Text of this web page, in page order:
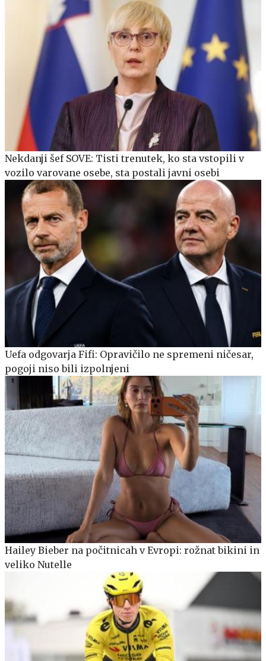
Nekdanji šef SOVE: Tisti trenutek, ko sta vstopili v
vozilo varovane osebe, sta postali javni osebi
Uefa odgovarja Fifi: Opravičilo ne spremeni ničesar,
pogoji niso bili izpolnjeni
Hailey Bieber na počitnicah v Evropi: rožnat bikini in
veliko Nutelle